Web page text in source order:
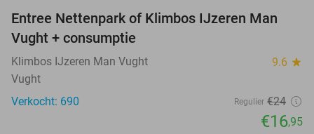
29%
Entree Nettenpark of Klimbos IJzeren Man
Vught + consumptie
Klimbos IJzeren Man Vught 9.6 star
Vught
Verkocht: 690
Regulier €24
€16,95